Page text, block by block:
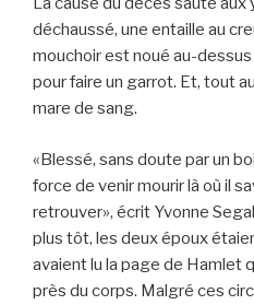
déchaussé, une entaille au
mouchoir est noué au-
pour faire un garrot. Et, tout
mare de sang.
«Blessé, sans doute par un
force de venir mourir là où il
retrouver», écrit Yvonne
plus tôt, les deux époux
avaient lu la page de Hamlet
près du corps. Malgré ces